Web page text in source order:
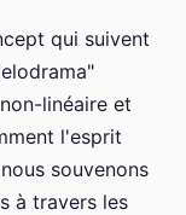
qui suivent
linéaire et
l'esprit
souvenons
à travers les